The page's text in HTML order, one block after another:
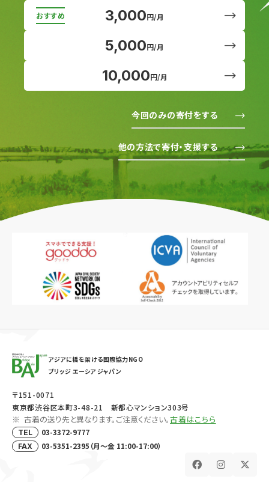
3,000円/月
5,000円/月
10,000円/月
今回のみの寄付をする
他の方法で寄付・支援する
アジアに橋を架ける国際協力NGO
ブリッジ エーシア ジャパン
〒151-0071
東京都渋谷区本町3-48-21 新都心マンション303号
古着の送り先と異なります。ご注意ください。古着はこちら
TEL 03-3372-9777
FAX 03-5351-2395（月～金 11:00-17:00）